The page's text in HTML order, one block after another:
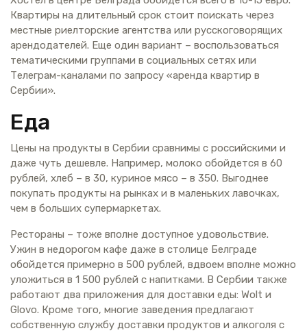
Квартиры на длительный срок стоит поискать через
местные риелторские агентства или русскоговорящих
арендодателей. Еще один вариант – воспользоваться
тематическими группами в социальных сетях или
Телеграм-каналами по запросу «аренда квартир в
Сербии».
Еда
Цены на продукты в Сербии сравнимы с российскими и
даже чуть дешевле. Например, молоко обойдется в 60
рублей, хлеб – в 30, куриное мясо – в 350. Выгоднее
покупать продукты на рынках и в маленьких лавочках,
чем в больших супермаркетах.
Рестораны – тоже вполне доступное удовольствие.
Ужин в недорогом кафе даже в столице Белграде
обойдется примерно в 500 рублей, вдвоем вполне можно
уложиться в 1 500 рублей с напитками. В Сербии также
работают два приложения для доставки еды: Wolt и
Glovo. Кроме того, многие заведения предлагают
собственную службу доставки продуктов и алкоголя с